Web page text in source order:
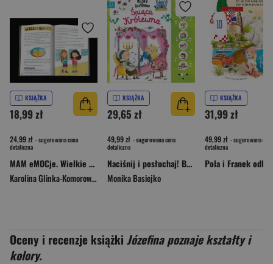
KSIĄŻKA
18,99 zł
24,99 zł - sugerowana cena
detaliczna
MAM eMOCje. Wielkie sprawy małych ludzi. Opowiadania terapeutyczne. Część 2
Karolina Glinka-Komorowska
KSIĄŻKA
29,65 zł
49,99 zł - sugerowana cena
detaliczna
Naciśnij i posłuchaj! Bajka dźwiękowa. Śpiąca królewna
Monika Basiejko
KSIĄŻKA
31,99 zł
49,99 zł - sugerowana cena
detaliczna
Oceny i recenzje książki Józefina poznaje kształty i
kolory.